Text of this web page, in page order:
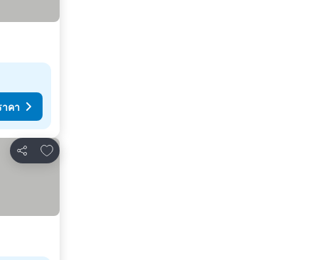
คา
แชร์
เพิ่มในรายการโปรด